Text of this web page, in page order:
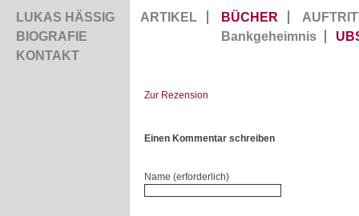
LUKAS HÄSSIG
BIOGRAFIE
KONTAKT
ARTIKEL BÜCHER
Bankgeheimnis
Zur Rezension
Einen Kommentar schreiben
Name (erforderlich)